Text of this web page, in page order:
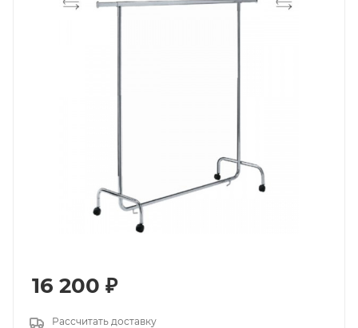
16 200 ₽
Рассчитать доставку